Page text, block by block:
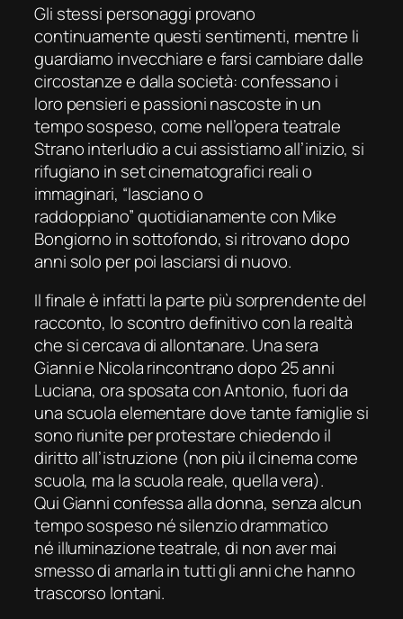
Gli stessi personaggi provano
continuamente questi sentimenti, mentre li
guardiamo invecchiare e farsi cambiare dalle
circostanze e dalla società: confessano i
loro pensieri e passioni nascoste in un
tempo sospeso, come nell’opera teatrale
Strano interludio a cui assistiamo all’inizio, si
rifugiano in set cinematografici reali o
immaginari, “lasciano o
raddoppiano” quotidianamente con Mike
Bongiorno in sottofondo, si ritrovano dopo
anni solo per poi lasciarsi di nuovo.
Il finale è infatti la parte più sorprendente del
racconto, lo scontro definitivo con la realtà
che si cercava di allontanare. Una sera
Gianni e Nicola rincontrano dopo 25 anni
Luciana, ora sposata con Antonio, fuori da
una scuola elementare dove tante famiglie si
sono riunite per protestare chiedendo il
diritto all’istruzione (non più il cinema come
scuola, ma la scuola reale, quella vera).
Qui Gianni confessa alla donna, senza alcun
tempo sospeso né silenzio drammatico
né illuminazione teatrale, di non aver mai
smesso di amarla in tutti gli anni che hanno
trascorso lontani.